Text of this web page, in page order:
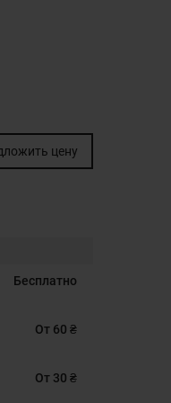
цену
Бесплатно
От 60 ₴
От 30 ₴